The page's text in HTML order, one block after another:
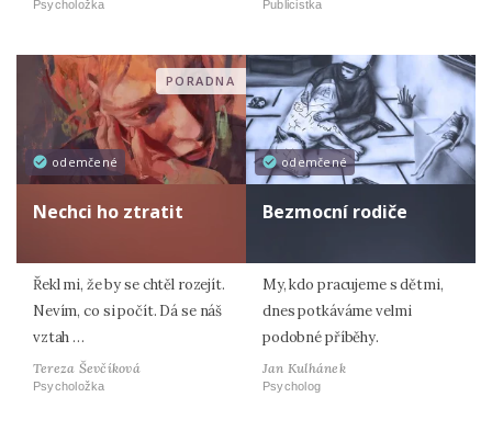
Psycholožka Publicistka
odemčené
PORADNA
Nechci ho ztratit
Řekl mi, že by se chtěl rozejít.
Nevím, co si počít. Dá se náš
vztah …
Tereza Ševčíková
Psycholožka
odemčené
Bezmocní rodiče
My, kdo pracujeme s dětmi,
dnes potkáváme velmi
podobné příběhy.
Jan Kulhánek
Psycholog